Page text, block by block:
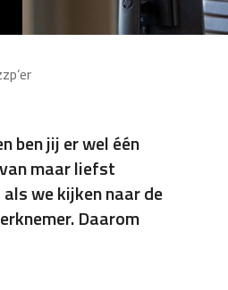
ben jij er wel één
maar liefst
we kijken naar de
Daarom